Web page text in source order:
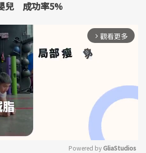
兒 成功率5%
arrow_forward_ios 觀看更多
Powered by GliaStudios